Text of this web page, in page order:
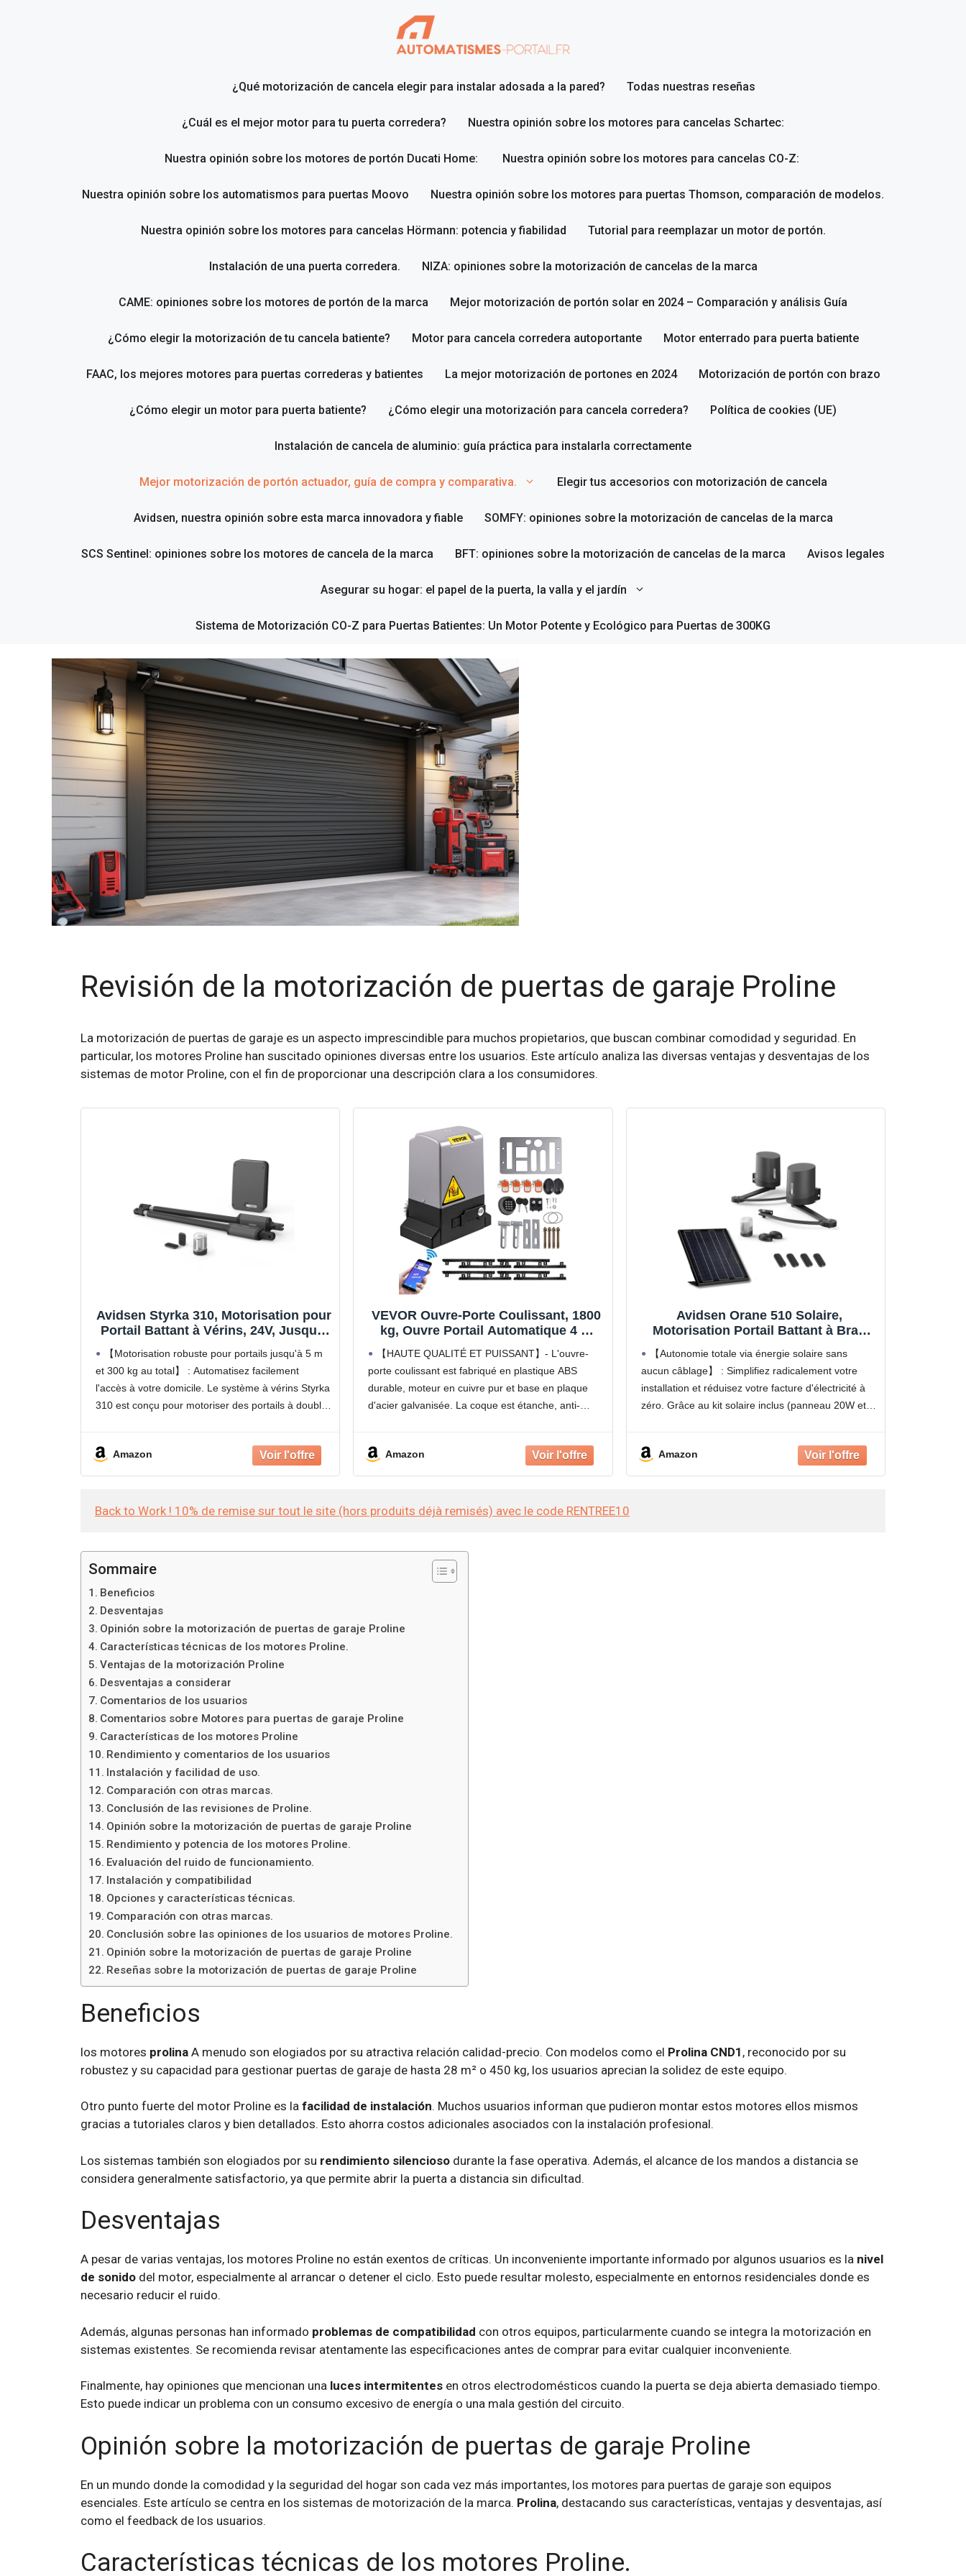
¿Qué motorización de cancela elegir para instalar adosada a la pared? Todas nuestras reseñas
¿Cuál es el mejor motor para tu puerta corredera? Nuestra opinión sobre los motores para cancelas Schartec:
Nuestra opinión sobre los motores de portón Ducati Home: Nuestra opinión sobre los motores para cancelas CO-Z:
Nuestra opinión sobre los automatismos para puertas Moovo Nuestra opinión sobre los motores para puertas Thomson, comparación de modelos.
Nuestra opinión sobre los motores para cancelas Hörmann: potencia y fiabilidad Tutorial para reemplazar un motor de portón.
Instalación de una puerta corredera. NIZA: opiniones sobre la motorización de cancelas de la marca
CAME: opiniones sobre los motores de portón de la marca Mejor motorización de portón solar en 2024 – Comparación y análisis Guía
¿Cómo elegir la motorización de tu cancela batiente? Motor para cancela corredera autoportante Motor enterrado para puerta batiente
FAAC, los mejores motores para puertas correderas y batientes La mejor motorización de portones en 2024 Motorización de portón con brazo
¿Cómo elegir un motor para puerta batiente? ¿Cómo elegir una motorización para cancela corredera? Política de cookies (UE)
Instalación de cancela de aluminio: guía práctica para instalarla correctamente
Mejor motorización de portón actuador, guía de compra y comparativa. Elegir tus accesorios con motorización de cancela
Avidsen, nuestra opinión sobre esta marca innovadora y fiable SOMFY: opiniones sobre la motorización de cancelas de la marca
SCS Sentinel: opiniones sobre los motores de cancela de la marca BFT: opiniones sobre la motorización de cancelas de la marca Avisos legales
Asegurar su hogar: el papel de la puerta, la valla y el jardín
Sistema de Motorización CO-Z para Puertas Batientes: Un Motor Potente y Ecológico para Puertas de 300KG
Revisión de la motorización de puertas de garaje Proline
La motorización de puertas de garaje es un aspecto imprescindible para muchos propietarios, que buscan combinar comodidad y seguridad. En
particular, los motores Proline han suscitado opiniones diversas entre los usuarios. Este artículo analiza las diversas ventajas y desventajas de los
sistemas de motor Proline, con el fin de proporcionar una descripción clara a los consumidores.
Avidsen Styrka 310, Motorisation pour
Portail Battant à Vérins, 24V, Jusqu'à
5m et 300kg au total, Automatisme de
Portail Électrique, Arrêt sur Obstacle,
2 Télécommandes
【Motorisation robuste pour portails jusqu'à 5 m
et 300 kg au total】 : Automatisez facilement
l'accès à votre domicile. Le système à vérins Styrka
310 est conçu pour motoriser des portails à double
Amazon
VEVOR Ouvre-Porte Coulissant, 1800
kg, Ouvre Portail Automatique 4 m
avec 4 Télécommandes et Contrôle
APP, Moteur de Portail Électrique pour
Allée Roulante, Kit Système Sécurité
Opérateur de Portail
【HAUTE QUALITÉ ET PUISSANT】- L'ouvre-
porte coulissant est fabriqué en plastique ABS
durable, moteur en cuivre pur et base en plaque
d'acier galvanisée. La coque est étanche, anti-
Amazon
Avidsen Orane 510 Solaire,
Motorisation Portail Battant à Bras
Articulés, Kit Automatisme Complet
100% Solaire, 5m et 500kg, sans Fil, 4
Télécommandes, Photocellules,
Économie d'Énergie, Gris, Durable
【Autonomie totale via énergie solaire sans
aucun câblage】 : Simplifiez radicalement votre
installation et réduisez votre facture d'électricité à
zéro. Grâce au kit solaire inclus (panneau 20W et 2
Amazon
Back to Work ! 10% de remise sur tout le site (hors produits déjà remisés) avec le code RENTREE10
Sommaire
Beneficios
Desventajas
Opinión sobre la motorización de puertas de garaje Proline
Características técnicas de los motores Proline.
Ventajas de la motorización Proline
Desventajas a considerar
Comentarios de los usuarios
Comentarios sobre Motores para puertas de garaje Proline
Características de los motores Proline
Rendimiento y comentarios de los usuarios
Instalación y facilidad de uso.
Comparación con otras marcas.
Conclusión de las revisiones de Proline.
Opinión sobre la motorización de puertas de garaje Proline
Rendimiento y potencia de los motores Proline.
Evaluación del ruido de funcionamiento.
Instalación y compatibilidad
Opciones y características técnicas.
Comparación con otras marcas.
Conclusión sobre las opiniones de los usuarios de motores Proline.
Opinión sobre la motorización de puertas de garaje Proline
Reseñas sobre la motorización de puertas de garaje Proline
Beneficios
los motores prolina A menudo son elogiados por su atractiva relación calidad-precio. Con modelos como el Prolina CND1 , reconocido por su
robustez y su capacidad para gestionar puertas de garaje de hasta 28 m² o 450 kg, los usuarios aprecian la solidez de este equipo.
Otro punto fuerte del motor Proline es la facilidad de instalación. Muchos usuarios informan que pudieron montar estos motores ellos mismos
gracias a tutoriales claros y bien detallados. Esto ahorra costos adicionales asociados con la instalación profesional.
Los sistemas también son elogiados por su rendimiento silencioso durante la fase operativa. Además, el alcance de los mandos a distancia se
considera generalmente satisfactorio, ya que permite abrir la puerta a distancia sin dificultad.
Desventajas
A pesar de varias ventajas, los motores Proline no están exentos de críticas. Un inconveniente importante informado por algunos usuarios es la nivel
de sonido del motor, especialmente al arrancar o detener el ciclo. Esto puede resultar molesto, especialmente en entornos residenciales donde es
necesario reducir el ruido.
Además, algunas personas han informado problemas de compatibilidad con otros equipos, particularmente cuando se integra la motorización en
sistemas existentes. Se recomienda revisar atentamente las especificaciones antes de comprar para evitar cualquier inconveniente.
Finalmente, hay opiniones que mencionan una luces intermitentes en otros electrodomésticos cuando la puerta se deja abierta demasiado tiempo.
Esto puede indicar un problema con un consumo excesivo de energía o una mala gestión del circuito.
Opinión sobre la motorización de puertas de garaje Proline
En un mundo donde la comodidad y la seguridad del hogar son cada vez más importantes, los motores para puertas de garaje son equipos
esenciales. Este artículo se centra en los sistemas de motorización de la marca. Prolina, destacando sus características, ventajas y desventajas, así
como el feedback de los usuarios.
Características técnicas de los motores Proline.